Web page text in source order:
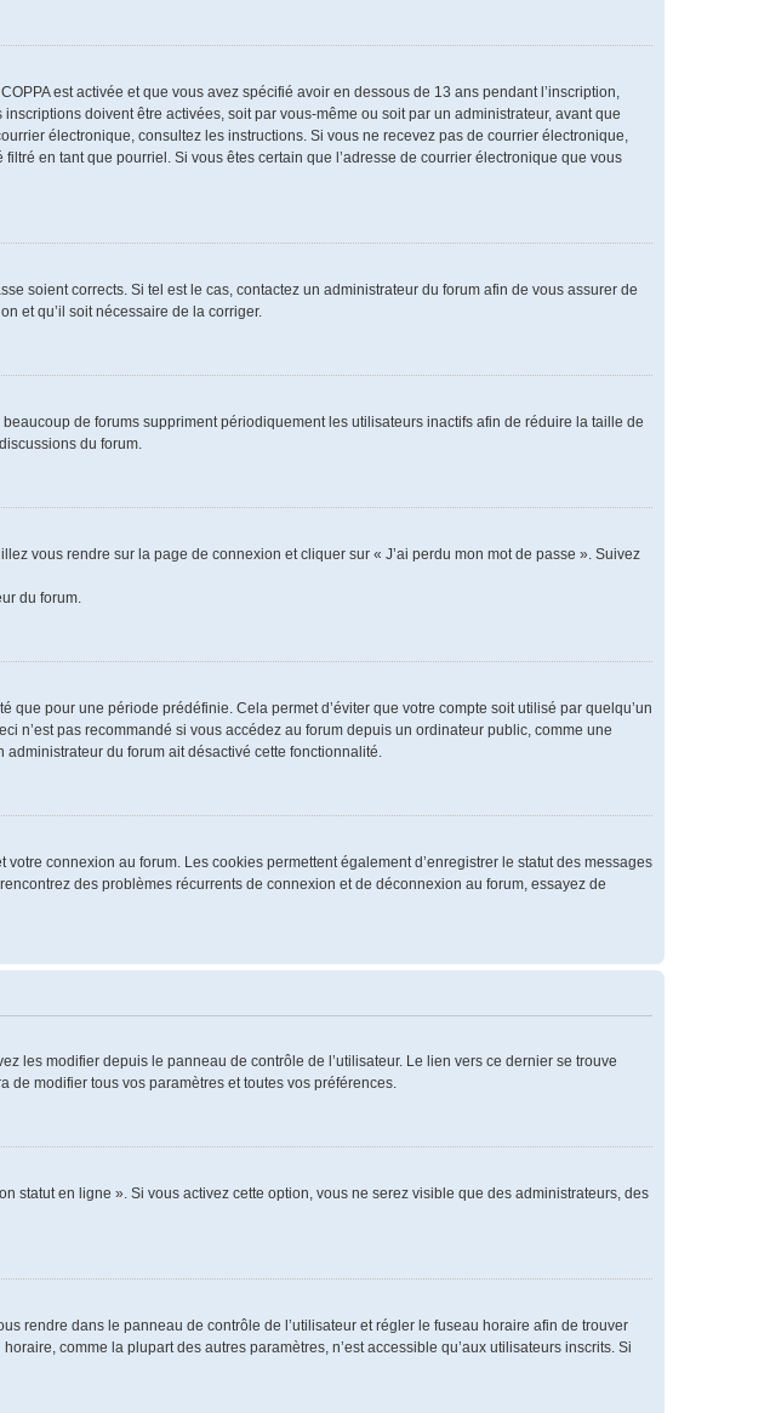
est activée et que vous avez spécifié avoir en dessous de 13 ans pendant l’inscription,
doivent être activées, soit par vous-même ou soit par un administrateur, avant que
électronique, consultez les instructions. Si vous ne recevez pas de courrier électronique,
en tant que pourriel. Si vous êtes certain que l’adresse de courrier électronique que vous
soient corrects. Si tel est le cas, contactez un administrateur du forum afin de vous assurer de
et qu’il soit nécessaire de la corriger.
de forums suppriment périodiquement les utilisateurs inactifs afin de réduire la taille de
du forum.
vous rendre sur la page de connexion et cliquer sur « J’ai perdu mon mot de passe ». Suivez
du forum.
pour une période prédéfinie. Cela permet d’éviter que votre compte soit utilisé par quelqu’un
n’est pas recommandé si vous accédez au forum depuis un ordinateur public, comme une
administrateur du forum ait désactivé cette fonctionnalité.
connexion au forum. Les cookies permettent également d’enregistrer le statut des messages
des problèmes récurrents de connexion et de déconnexion au forum, essayez de
les modifier depuis le panneau de contrôle de l’utilisateur. Le lien vers ce dernier se trouve
de modifier tous vos paramètres et toutes vos préférences.
statut en ligne ». Si vous activez cette option, vous ne serez visible que des administrateurs, des
rendre dans le panneau de contrôle de l’utilisateur et régler le fuseau horaire afin de trouver
comme la plupart des autres paramètres, n’est accessible qu’aux utilisateurs inscrits. Si